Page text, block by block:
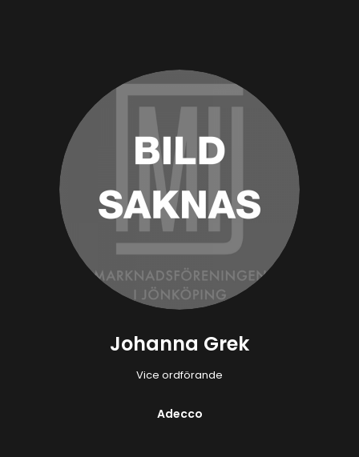
Johanna Grek
Vice ordförande
Adecco